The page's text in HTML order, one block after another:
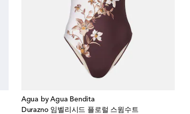
Agua by Agua Bendita
Durazno 임벨리시드 플로럴 스윔수트